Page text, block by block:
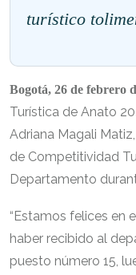
turístico
Bogotá, 26 de febrero
Turística de Anato
Adriana Magali
de Competitividad
Departamento
“Estamos felices en
haber recibido al
puesto número 15,